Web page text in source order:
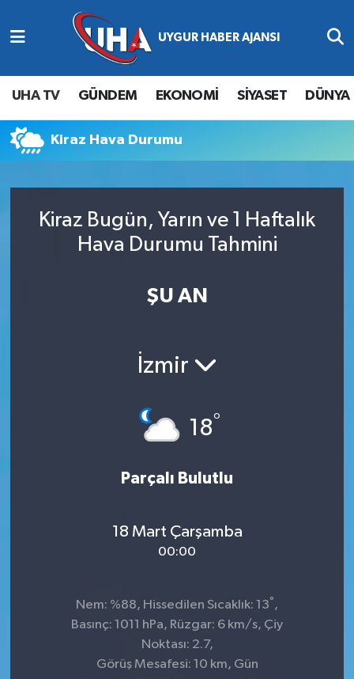
UHA TV GÜNDEM EKONOMİ SİYASET DÜNYA
Kiraz Hava Durumu
Kiraz Bugün, Yarın ve 1 Haftalık
Hava Durumu Tahmini
ŞU AN
İzmir
18°
Parçalı Bulutlu
18 Mart Çarşamba
00:00
Nem: %88, Hissedilen Sıcaklık: 13° ,
Basınç: 1011 hPa, Rüzgar: 6 km/s, Çiy
Noktası: 2.7,
Görüş Mesafesi: 10 km, Gün
Abone Ol
Gündem
Ekonomi
Siyaset
Nöbetçi Eczaneler
Hava Durumu
Namaz Vakitleri
Süper Lig Puan Durumu ve Fikstür
Son Dakika Haberleri